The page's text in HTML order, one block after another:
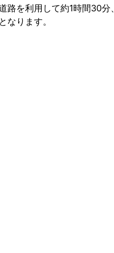
路を利用して約1時間30
なります。